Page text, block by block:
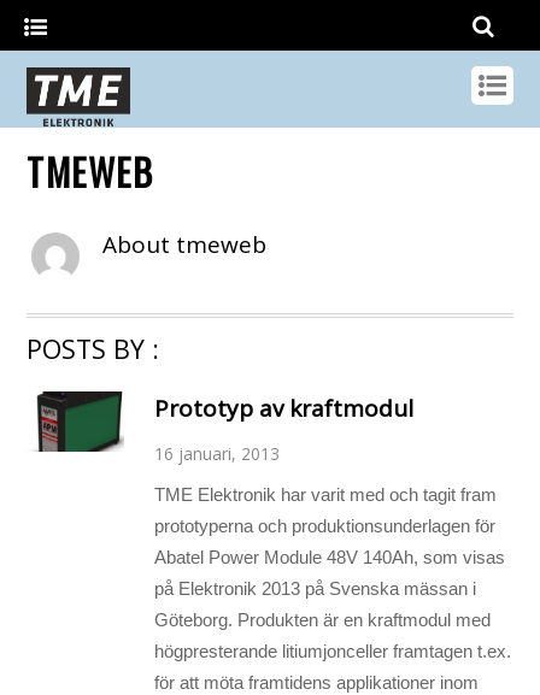
TMEWEB
About tmeweb
POSTS BY :
Prototyp av kraftmodul
16 januari, 2013
TME Elektronik har varit med och tagit fram
prototyperna och produktionsunderlagen för
Abatel Power Module 48V 140Ah, som visas
på Elektronik 2013 på Svenska mässan i
Göteborg. Produkten är en kraftmodul med
högpresterande litiumjonceller framtagen t.ex.
för att möta framtidens applikationer inom